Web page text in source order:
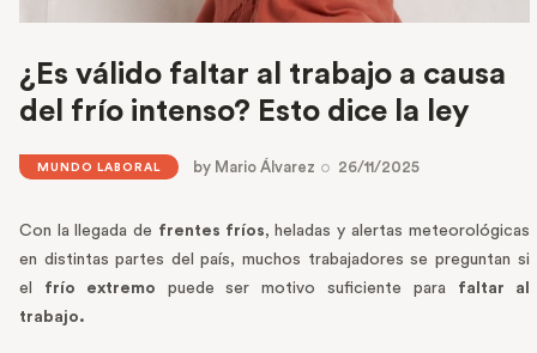
¿Es válido faltar al trabajo a causa
del frío intenso? Esto dice la ley
MUNDO LABORAL by Mario Álvarez 26/11/2025
Con la llegada de frentes fríos, heladas y alertas meteorológicas
en distintas partes del país, muchos trabajadores se preguntan si
el frío extremo puede ser motivo suficiente para faltar al
trabajo.